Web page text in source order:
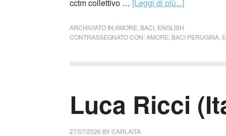
cctm collettivo … [Leggi di più...]
ARCHIVIATO IN:AMORE BACI ENGLISH
CONTRASSEGNATO CON:AMORE BACI PERUGINA
Luca Ricci
27/07/2026 BYCARLAITA